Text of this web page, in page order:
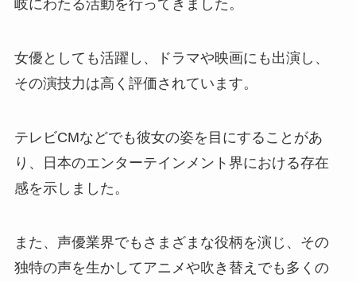
岐にわたる活動を行ってきました。
女優としても活躍し、ドラマや映画にも出演し、
その演技力は高く評価されています。
テレビCMなどでも彼女の姿を目にすることがあ
り、日本のエンターテインメント界における存在
感を示しました。
また、声優業界でもさまざまな役柄を演じ、その
独特の声を生かしてアニメや吹き替えでも多くの